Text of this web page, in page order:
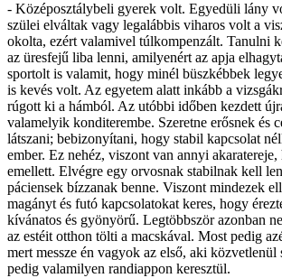
- Középosztálybeli gyerek volt. Egyedüli lány
szülei elváltak vagy legalábbis viharos volt a
okolta, ezért valamivel túlkompenzált. Tanulni
az üresfejű liba lenni, amilyenért az apja
sportolt is valamit, hogy minél büszkébbek
is kevés volt. Az egyetem alatt inkább a
rúgott ki a hámból. Az utóbbi időben kezdett
valamelyik konditerembe. Szeretne erősnek és
látszani; bebizonyítani, hogy stabil kapcsolat
ember. Ez nehéz, viszont van annyi
emellett. Elvégre egy orvosnak stabilnak kell
páciensek bízzanak benne. Viszont mindezek
magányt és futó kapcsolatokat keres, hogy
kívánatos és gyönyörű. Legtöbbször azonban
az estéit otthon tölti a macskával. Most pedig
mert messze én vagyok az első, aki közvetlenül
pedig valamilyen randiappon keresztül.